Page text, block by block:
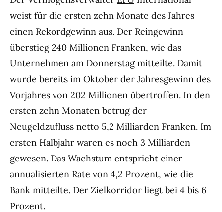
weist für die ersten zehn Monate des Jahres
einen Rekordgewinn aus. Der Reingewinn
überstieg 240 Millionen Franken, wie das
Unternehmen am Donnerstag mitteilte. Damit
wurde bereits im Oktober der Jahresgewinn des
Vorjahres von 202 Millionen übertroffen. In den
ersten zehn Monaten betrug der
Neugeldzufluss netto 5,2 Milliarden Franken. Im
ersten Halbjahr waren es noch 3 Milliarden
gewesen. Das Wachstum entspricht einer
annualisierten Rate von 4,2 Prozent, wie die
Bank mitteilte. Der Zielkorridor liegt bei 4 bis 6
Prozent.